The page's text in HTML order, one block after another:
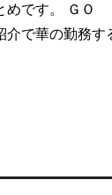
めです。 Ｇ
で華の勤務す